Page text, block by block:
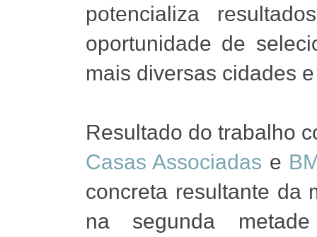
potencializa
oportunidade de
mais diversas cidades
Resultado do trabalho
Casas Associadas e
concreta resultante da
na segunda